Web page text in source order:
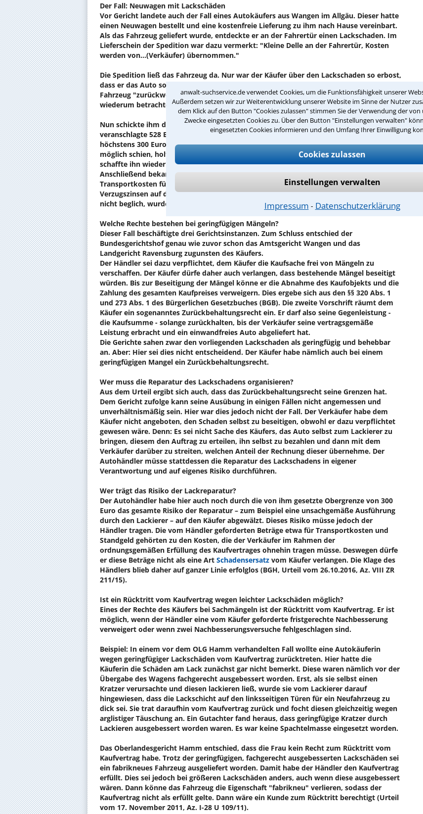
anwalt-suchservice.de verwendet Cookies, um die Funktionsfähigkeit unserer
Außerdem setzen wir zur Weiterentwicklung unserer Website im Sinne der Nutzer
dem Klick auf den Button "Cookies zulassen" stimmen Sie der Verwendung der
Zwecke eingesetzten Cookies zu. Über den Button "Einstellungen verwalten"
eingesetzten Cookies informieren und den Umfang Ihrer Einwilligung
Cookies zulassen
Einstellungen verwalten
Impressum ⁃ Datenschutzerklärung
Der Fall: Neuwagen mit Lackschäden
Vor Gericht landete auch der Fall eines Autokäufers aus Wangen im Allgäu. Dieser hatte
einen Neuwagen bestellt und eine kostenfreie Lieferung zu ihm nach Hause vereinbart.
Als das Fahrzeug geliefert wurde, entdeckte er an der Fahrertür einen Lackschaden. Im
Lieferschein der Spedition war dazu vermerkt: "Kleine Delle an der Fahrertür, Kosten
werden von...(Verkäufer) übernommen."
Die Spedition ließ das Fahrzeug da. Nur war der Käufer über den Lackschaden so erbost,
dass er das Auto so nicht wollte. Gegenüber dem Autohändler erklärte er, dass er das
Fahrzeug "zurückweise". Er weigerte sich auch, den Kaufpreis zu bezahlen. Der Händler
wiederum betrachtete den Schaden als Bagatelle und forderte die Bezahlung.
Nun schickte ihm der Autokäufer den Kostenvoranschlag eines Autolackierers. Dieser
veranschlagte 528 Euro für das Ausbessern der "Bagatelle". Der Händler wollte
höchstens 300 Euro bezahlen – bei Vorlage der Originalrechnung. Da eine Einigung nicht
möglich schien, holte der Händler den PKW wieder ab, ließ die Tür selbst lackieren und
schaffte ihn wieder zum Kunden. Nun war dieser zufrieden und überwies den Kaufpreis.
Anschließend bekam er jedoch vom Händler eine dicke Rechnung über die
Transportkosten für Abholung und Rücktransport des Fahrzeugs, ein "Standgeld" sowie
Verzugszinsen auf den Kaufpreis, insgesamt 1.138 Euro. Da der Käufer diesen Betrag
nicht beglich, wurde er vom Autohändler verklagt.
Welche Rechte bestehen bei geringfügigen Mängeln?
Dieser Fall beschäftigte drei Gerichtsinstanzen. Zum Schluss entschied der
Bundesgerichtshof genau wie zuvor schon das Amtsgericht Wangen und das
Landgericht Ravensburg zugunsten des Käufers.
Der Händler sei dazu verpflichtet, dem Käufer die Kaufsache frei von Mängeln zu
verschaffen. Der Käufer dürfe daher auch verlangen, dass bestehende Mängel beseitigt
würden. Bis zur Beseitigung der Mängel könne er die Abnahme des Kaufobjekts und die
Zahlung des gesamten Kaufpreises verweigern. Dies ergebe sich aus den §§ 320 Abs. 1
und 273 Abs. 1 des Bürgerlichen Gesetzbuches (BGB). Die zweite Vorschrift räumt dem
Käufer ein sogenanntes Zurückbehaltungsrecht ein. Er darf also seine Gegenleistung -
die Kaufsumme - solange zurückhalten, bis der Verkäufer seine vertragsgemäße
Leistung erbracht und ein einwandfreies Auto abgeliefert hat.
Die Gerichte sahen zwar den vorliegenden Lackschaden als geringfügig und behebbar
an. Aber: Hier sei dies nicht entscheidend. Der Käufer habe nämlich auch bei einem
geringfügigen Mangel ein Zurückbehaltungsrecht.
Wer muss die Reparatur des Lackschadens organisieren?
Aus dem Urteil ergibt sich auch, dass das Zurückbehaltungsrecht seine Grenzen hat.
Dem Gericht zufolge kann seine Ausübung in einigen Fällen nicht angemessen und
unverhältnismäßig sein. Hier war dies jedoch nicht der Fall. Der Verkäufer habe dem
Käufer nicht angeboten, den Schaden selbst zu beseitigen, obwohl er dazu verpflichtet
gewesen wäre. Denn: Es sei nicht Sache des Käufers, das Auto selbst zum Lackierer zu
bringen, diesem den Auftrag zu erteilen, ihn selbst zu bezahlen und dann mit dem
Verkäufer darüber zu streiten, welchen Anteil der Rechnung dieser übernehme. Der
Autohändler müsse stattdessen die Reparatur des Lackschadens in eigener
Verantwortung und auf eigenes Risiko durchführen.
Wer trägt das Risiko der Lackreparatur?
Der Autohändler habe hier auch noch durch die von ihm gesetzte Obergrenze von 300
Euro das gesamte Risiko der Reparatur – zum Beispiel eine unsachgemäße Ausführung
durch den Lackierer – auf den Käufer abgewälzt. Dieses Risiko müsse jedoch der
Händler tragen. Die vom Händler geforderten Beträge etwa für Transportkosten und
Standgeld gehörten zu den Kosten, die der Verkäufer im Rahmen der
ordnungsgemäßen Erfüllung des Kaufvertrages ohnehin tragen müsse. Deswegen dürfe
er diese Beträge nicht als eine Art Schadensersatz vom Käufer verlangen. Die Klage des
Händlers blieb daher auf ganzer Linie erfolglos (BGH, Urteil vom 26.10.2016, Az. VIII ZR
211/15).
Ist ein Rücktritt vom Kaufvertrag wegen leichter Lackschäden möglich?
Eines der Rechte des Käufers bei Sachmängeln ist der Rücktritt vom Kaufvertrag. Er ist
möglich, wenn der Händler eine vom Käufer geforderte fristgerechte Nachbesserung
verweigert oder wenn zwei Nachbesserungsversuche fehlgeschlagen sind.
Beispiel: In einem vor dem OLG Hamm verhandelten Fall wollte eine Autokäuferin
wegen geringfügiger Lackschäden vom Kaufvertrag zurücktreten. Hier hatte die
Käuferin die Schäden am Lack zunächst gar nicht bemerkt. Diese waren nämlich vor der
Übergabe des Wagens fachgerecht ausgebessert worden. Erst, als sie selbst einen
Kratzer verursachte und diesen lackieren ließ, wurde sie vom Lackierer darauf
hingewiesen, dass die Lackschicht auf den linksseitigen Türen für ein Neufahrzeug zu
dick sei. Sie trat daraufhin vom Kaufvertrag zurück und focht diesen gleichzeitig wegen
arglistiger Täuschung an. Ein Gutachter fand heraus, dass geringfügige Kratzer durch
Lackieren ausgebessert worden waren. Es war keine Spachtelmasse eingesetzt worden.
Das Oberlandesgericht Hamm entschied, dass die Frau kein Recht zum Rücktritt vom
Kaufvertrag habe. Trotz der geringfügigen, fachgerecht ausgebesserten Lackschäden sei
ein fabrikneues Fahrzeug ausgeliefert worden. Damit habe der Händler den Kaufvertrag
erfüllt. Dies sei jedoch bei größeren Lackschäden anders, auch wenn diese ausgebessert
wären. Dann könne das Fahrzeug die Eigenschaft "fabrikneu" verlieren, sodass der
Kaufvertrag nicht als erfüllt gelte. Dann wäre ein Kunde zum Rücktritt berechtigt (Urteil
vom 17. November 2011, Az. I-28 U 109/11).